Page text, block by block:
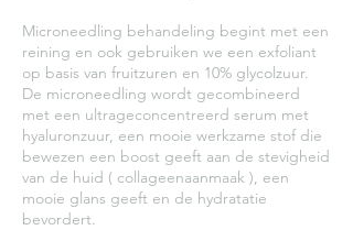
Microneedling behandeling begint met een
reining en ook gebruiken we een exfoliant
op basis van fruitzuren en 10% glycolzuur.
De microneedling wordt gecombineerd
met een ultrageconcentreerd serum met
hyaluronzuur, een mooie werkzame stof die
bewezen een boost geeft aan de stevigheid
van de huid ( collageenaanmaak ), een
mooie glans geeft en de hydratatie
bevordert.